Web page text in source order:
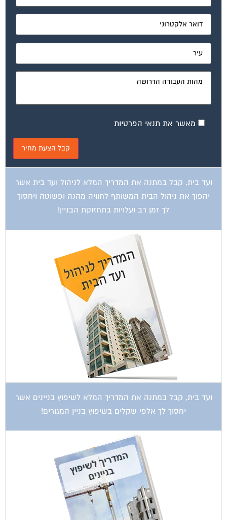
מאשר את תנאי הפרטיות
ועד בית, קבל במתנה את המדריך המלא לניהול ועד בית אשר
יהפוך את ניהול הבית המשותף לחוויה מהנה ופשוטה ויחסוך
לך זמן רב ועלויות בתחזוקת הבניין!
ועד בית, קבל במתנה את המדריך המלא לשיפוץ בניינים אשר
יחסוך לך אלפי שקלים בשיפוץ בניין המגורים!